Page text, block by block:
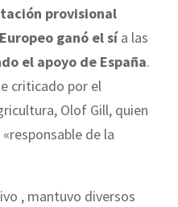
provisional
ganó el sía las
el apoyo de España.
criticado por el
Olof Gill, quien
de la
, mantuvo diversos